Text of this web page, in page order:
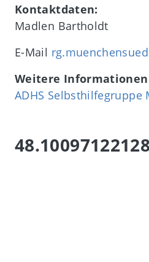
Kontaktdaten:
Madlen Bartholdt
E-Mail
Weitere
ADHS Selbsthilfegruppe